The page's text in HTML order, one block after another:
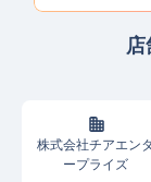
店
株式会社チアエンタ
ープライズ